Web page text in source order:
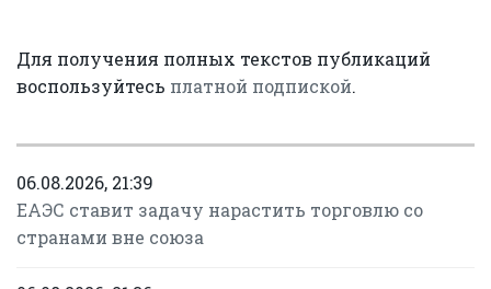
Для получения полных текстов публикаций
воспользуйтесь платной подпиской.
06.08.2026, 21:39
ЕАЭС ставит задачу нарастить торговлю со
странами вне союза